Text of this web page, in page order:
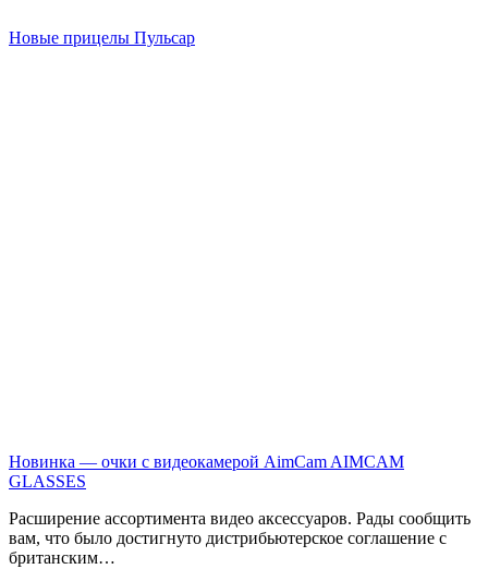
Новые прицелы Пульсар
Новинка — очки с видеокамерой AimCam AIMCAM
GLASSES
Расширение ассортимента видео аксессуаров. Рады сообщить
вам, что было достигнуто дистрибьютерское соглашение с
британским…